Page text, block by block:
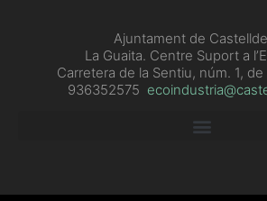
Ajuntament de
La Guaita. Centre Suport a
Carretera de la Sentiu, núm. 1,
936352575